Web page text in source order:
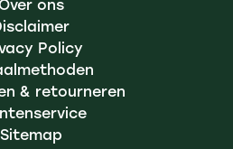
Over ons
Policy
& retourneren
Sitemap